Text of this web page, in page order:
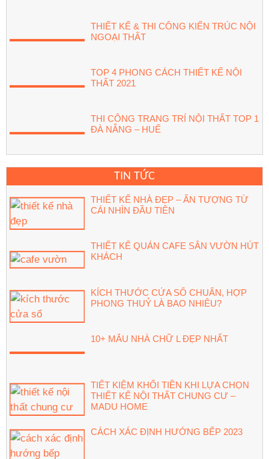
THIẾT KẾ & THI CÔNG KIẾN TRÚC NỘI
NGOẠI THẤT
TOP 4 PHONG CÁCH THIẾT KẾ NỘI
THẤT 2021
THI CÔNG TRANG TRÍ NỘI THẤT TOP 1
ĐÀ NẴNG – HUẾ
TIN TỨC
THIẾT KẾ NHÀ ĐẸP – ẤN TƯỢNG TỪ
CÁI NHÌN ĐẦU TIÊN
THIẾT KẾ QUÁN CAFE SÂN VƯỜN HÚT
KHÁCH
KÍCH THƯỚC CỬA SỔ CHUẨN, HỢP
PHONG THUỶ LÀ BAO NHIÊU?
10+ MẪU NHÀ CHỮ L ĐẸP NHẤT
TIẾT KIỆM KHỐI TIỀN KHI LỰA CHỌN
THIẾT KẾ NỘI THẤT CHUNG CƯ –
MADU HOME
CÁCH XÁC ĐỊNH HƯỚNG BẾP 2023